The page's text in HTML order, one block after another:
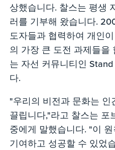
상했습니다. 찰스는 평생
러를 기부해 왔습니다.
도자들과 협력하여 개인
의 가장 큰 도전 과제들을
는 자선 커뮤니티인
다.
"우리의 비전과 문화는
끌립니다,"라고 찰스는 포
중에게 말했습니다. "이
기여하고 성공할 수 있었